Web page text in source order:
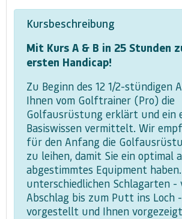
Kursbeschreibung
Mit Kurs A & B in 25 Stunden
ersten Handicap!
Zu Beginn des 12 1/2-stündigen
Ihnen vom Golftrainer (Pro) die
Golfausrüstung erklärt und ein
Basiswissen vermittelt. Wir
für den Anfang die
zu leihen, damit Sie ein optimal
abgestimmtes Equipment
unterschiedlichen Schlagarten -
Abschlag bis zum Putt ins Loch
vorgestellt und Ihnen